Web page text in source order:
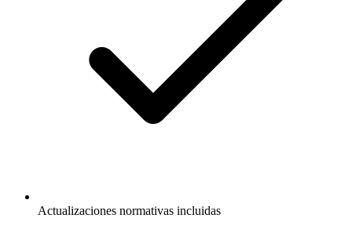
Actualizaciones normativas incluidas